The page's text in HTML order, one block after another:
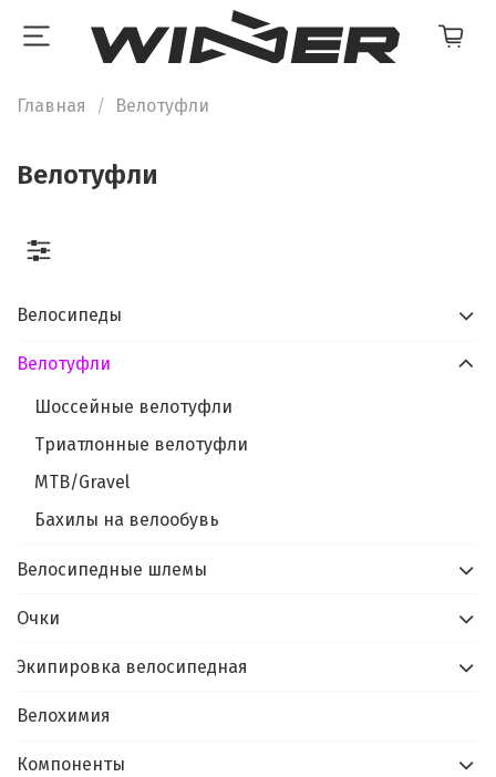
Главная Велотуфли
Велотуфли
Велосипеды
Велотуфли
Шоссейные велотуфли
Триатлонные велотуфли
MTB/Gravel
Бахилы на велообувь
Велосипедные шлемы
Очки
Экипировка велосипедная
Велохимия
Компоненты